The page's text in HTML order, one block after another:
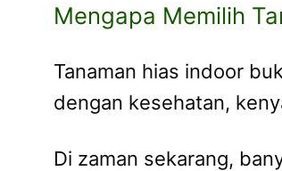
Mengapa Memilih
Tanaman hias indoor
dengan kesehatan,
Di zaman sekarang,